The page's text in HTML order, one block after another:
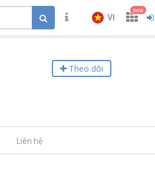
VI
new
Theo dõi
Liên hệ